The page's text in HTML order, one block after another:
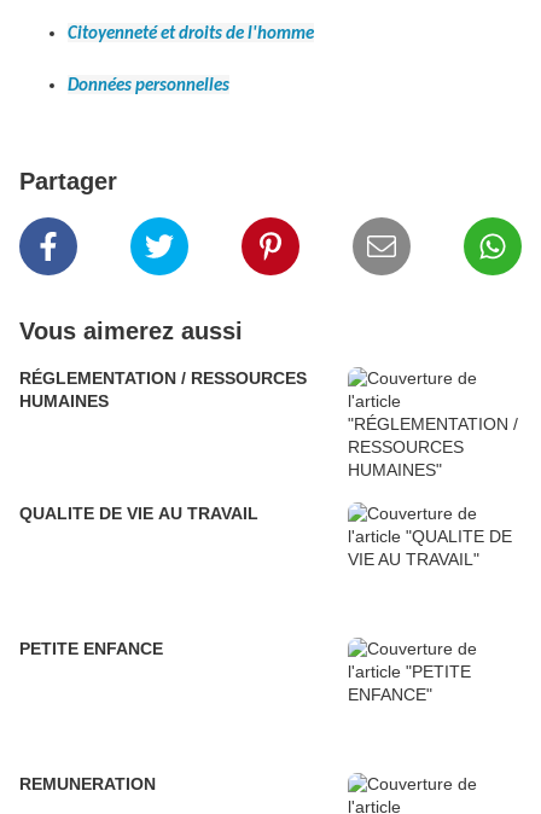
Citoyenneté et droits de l'homme
Données personnelles
Partager
Vous aimerez aussi
RÉGLEMENTATION / RESSOURCES
HUMAINES
QUALITE DE VIE AU TRAVAIL
PETITE ENFANCE
REMUNERATION